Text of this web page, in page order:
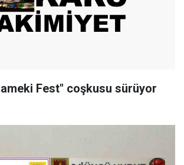
Fest" coşkusu sürüyor